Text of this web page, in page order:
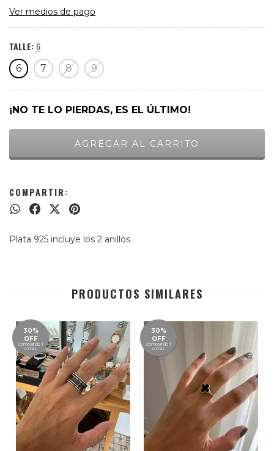
Ver medios de pago
TALLE: 6
6 7 8 9
¡NO TE LO PIERDAS, ES EL ÚLTIMO!
COMPARTIR:
Plata 925 incluye los 2 anillos
PRODUCTOS SIMILARES
30%
OFF
comprando 1
o más
30%
OFF
comprando 1
o más